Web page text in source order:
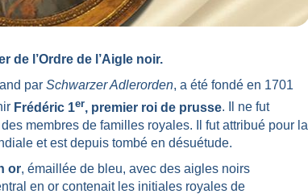
de l’Ordre de l’Aigle noir.
par Schwarzer Adlerorden, a été fondé en 1701
Frédéric 1er, premier roi de prusse. Il ne fut
membres de familles royales. Il fut attribué pour la
et est depuis tombé en désuétude.
or, émaillée de bleu, avec des aigles noirs
en or contenait les initiales royales de